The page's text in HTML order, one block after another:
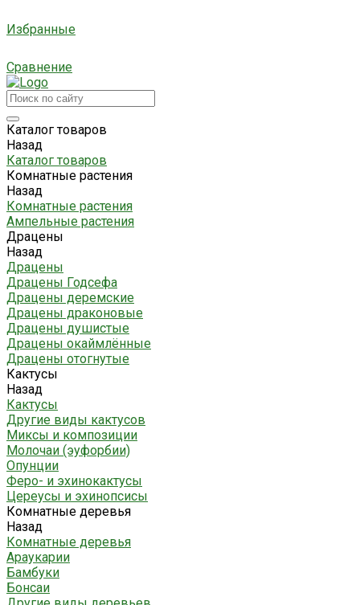
Избранные
Сравнение
Каталог товаров
Назад
Каталог товаров
Комнатные растения
Назад
Комнатные растения
Ампельные растения
Драцены
Назад
Драцены
Драцены Годсефа
Драцены деремские
Драцены драконовые
Драцены душистые
Драцены окаймлённые
Драцены отогнутые
Кактусы
Назад
Кактусы
Другие виды кактусов
Миксы и композиции
Молочаи (эуфорбии)
Опунции
Феро- и эхинокактусы
Цереусы и эхинопсисы
Комнатные деревья
Назад
Комнатные деревья
Араукарии
Бамбуки
Бонсаи